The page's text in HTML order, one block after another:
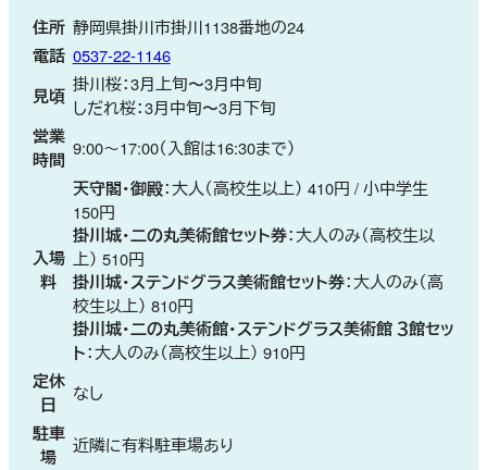
住所 静岡県掛川市掛川1138番地の24
電話 0537-22-1146
見頃
掛川桜：3月上旬〜3月中旬
しだれ桜：3月中旬〜3月下旬
営業
時間
9:00～17:00（入館は16:30まで）
入場
料
天守閣・御殿：大人（高校生以上） 410円 / 小中学生
150円
掛川城・二の丸美術館セット券：大人のみ（高校生以
上） 510円
掛川城・ステンドグラス美術館セット券：大人のみ（高
校生以上） 810円
掛川城・二の丸美術館・ステンドグラス美術館 ３館セッ
ト：大人のみ（高校生以上） 910円
定休
日
なし
駐車
場
近隣に有料駐車場あり